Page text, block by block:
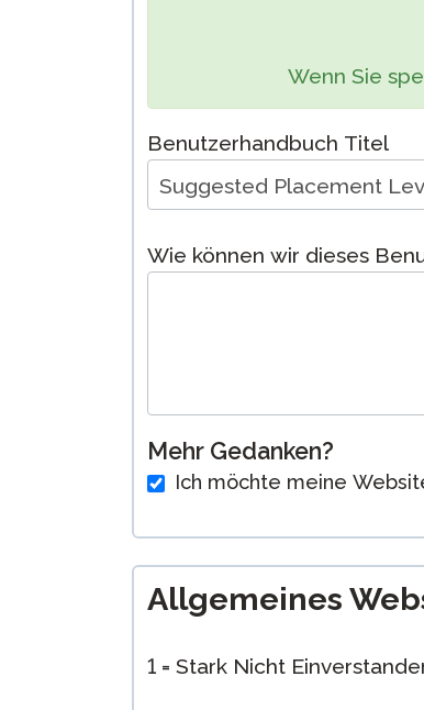
Wenn Sie
Benutzerhandbuch Titel
Wie können wir dieses
Mehr Gedanken?
Ich möchte meine
Allgemeines
1 = Stark Nicht